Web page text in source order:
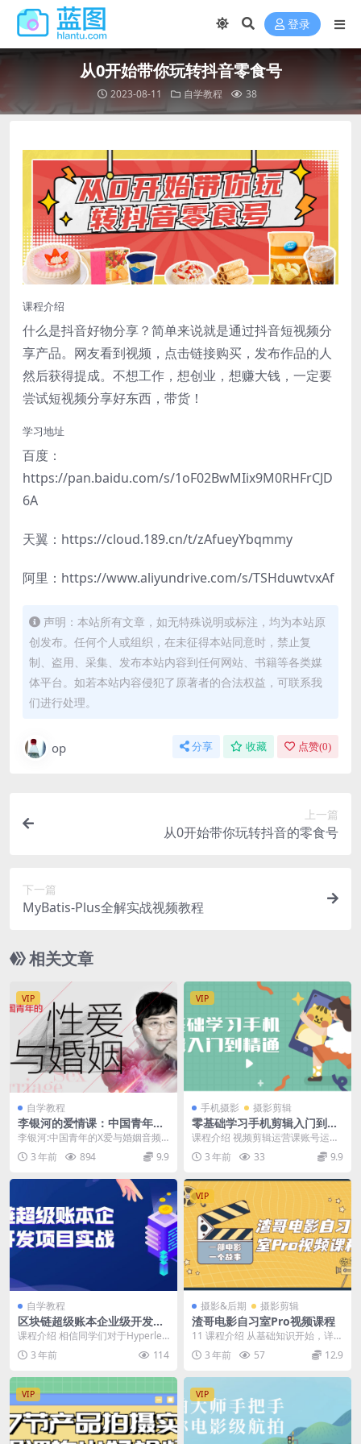
登录
从0开始带你玩转抖音零食号
2023-08-11 自学教程 38
课程介绍
什么是抖音好物分享？简单来说就是通过抖音短视频分
享产品。网友看到视频，点击链接购买，发布作品的人
然后获得提成。不想工作，想创业，想赚大钱，一定要
尝试短视频分享好东西，带货！
学习地址
百度：
https://pan.baidu.com/s/1oF02BwMIix9M0RHFrCJD
6A
天翼：https://cloud.189.cn/t/zAfueyYbqmmy
阿里：https://www.aliyundrive.com/s/TSHduwtvxAf
声明：本站所有文章，如无特殊说明或标注，均为本站原
创发布。任何个人或组织，在未征得本站同意时，禁止复
制、盗用、采集、发布本站内容到任何网站、书籍等各类媒
体平台。如若本站内容侵犯了原著者的合法权益，可联系我
们进行处理。
op 分享 收藏 点赞(0)
上一篇
从0开始带你玩转抖音的零食号
下一篇
MyBatis-Plus全解实战视频教程
相关文章
VIP
自学教程
李银河的爱情课：中国青年的
情感与婚姻
李银河:中国青年的X爱与婚姻音频
课程53讲 内容简介： 成年之后，如
何对自己进行...
3 年前 894 9.9
VIP
手机摄影 摄影剪辑
零基础学习手机剪辑入门到精
通
课程介绍 视频剪辑运营课账号运营
直播全套视频课，课程涵盖：直播
间百人千人的心路历...
3 年前 33 9.9
自学教程
区块链超级账本企业级开发项
目实战
课程介绍 相信同学们对于Hyperled
ger超级账本这个开源项目已经不陌
生了，...
3 年前 114
VIP
摄影&后期 摄影剪辑
渣哥电影自习室Pro视频课程
11 课程介绍 从基础知识开始，详解
影视制作全流程，结合实例让你更
直观、有效地学...
3 年前 57 12.9
VIP VIP